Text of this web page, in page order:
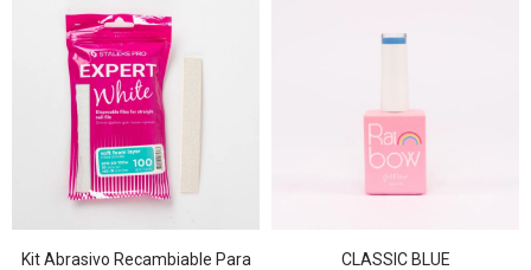
Kit Abrasivo Recambiable Para
CLASSIC BLUE